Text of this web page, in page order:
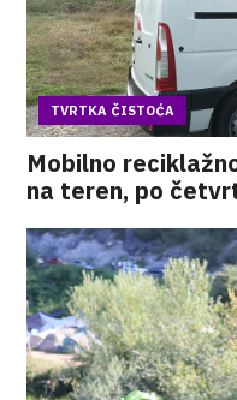
TVRTKA ČISTOĆA
Mobilno
na teren, po